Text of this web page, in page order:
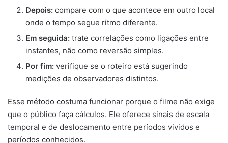
Depois: compare com o que acontece em outro local
onde o tempo segue ritmo diferente.
Em seguida: trate correlações como ligações entre
instantes, não como reversão simples.
Por fim: verifique se o roteiro está sugerindo
medições de observadores distintos.
Esse método costuma funcionar porque o filme não exige
que o público faça cálculos. Ele oferece sinais de escala
temporal e de deslocamento entre períodos vividos e
períodos conhecidos.